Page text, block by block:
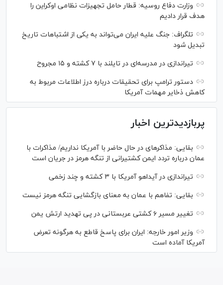
وزارت دفاع روسیه: قطار حامل تجهیزات نظامی اوکراین را
هدف قرار دادیم
تلگراف: جنگ علیه ایران می‌تواند به یکی از اشتباهات تاریخ
تبدیل شود
تیراندازی در مدرسه‌ای در تایلند با ۷ کشته و ۱۵ مجروح
دستور ترامپ برای تحقیقات درباره درز اطلاعات مربوط به
کاهش ذخایر مهمات آمریکا
پربازدیدترین اخبار
بقایی: مذاکره‎ای در حال حاضر با آمریکا نداریم/ مذاکرات با
عمان درباره تردد ایمن کشتیرانی از تنگه هرمز در جریان است
تیراندازی در آیداهو آمریکا با ۳ کشته و چند زخمی
بقایی: تفاهم با عمان به معنای بازگشایی تنگه هرمز نیست
تغییر مسیر ۶ کشتی عربستانی در پی تهدید ارتش یمن
وزیر امور خارجه: ایران برای پاسخ قاطع به هرگونه تعرض
آمریکا آماده است